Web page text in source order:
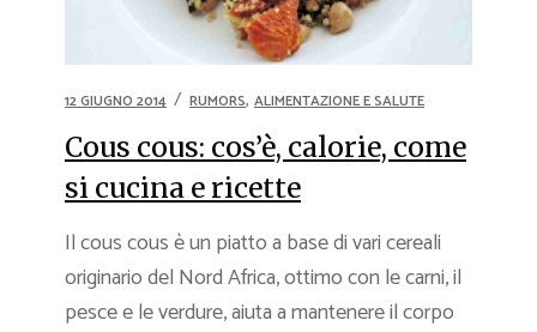
12 GIUGNO 2014 RUMORS, ALIMENTAZIONE E SALUTE
Cous cous: cos’è, calorie, come
si cucina e ricette
Il cous cous è un piatto a base di vari cereali
originario del Nord Africa, ottimo con le carni, il
pesce e le verdure, aiuta a mantenere il corpo